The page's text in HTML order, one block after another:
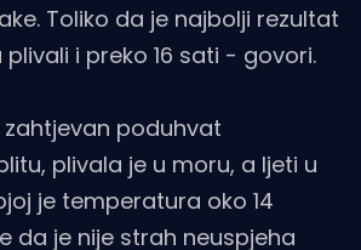
Toliko da je najbolji rezultat
plivali i preko 16 sati - govori.
zahtjevan poduhvat
plivala je u moru, a ljeti u
je temperatura oko 14
da je nije strah neuspjeha